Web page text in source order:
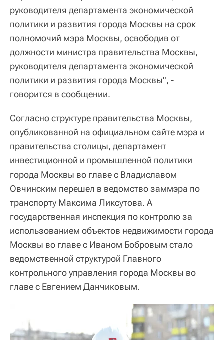
руководителя департамента экономической
политики и развития города Москвы на срок
полномочий мэра Москвы, освободив от
должности министра правительства Москвы,
руководителя департамента экономической
политики и развития города Москвы", -
говорится в сообщении.
Согласно структуре правительства Москвы,
опубликованной на официальном сайте мэра и
правительства столицы, департамент
инвестиционной и промышленной политики
города Москвы во главе с Владиславом
Овчинским перешел в ведомство заммэра по
транспорту Максима Ликсутова. А
государственная инспекция по контролю за
использованием объектов недвижимости города
Москвы во главе с Иваном Бобровым стало
ведомственной структурой Главного
контрольного управления города Москвы во
главе с Евгением Данчиковым.